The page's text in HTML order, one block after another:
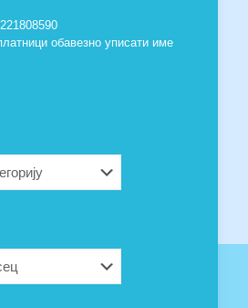
обавезно уписати име